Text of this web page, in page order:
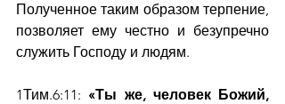
Полученное таким образом терпение,
позволяет ему честно и безупречно
служить Господу и людям.
1Тим.6:11: «Ты же, человек Божий,